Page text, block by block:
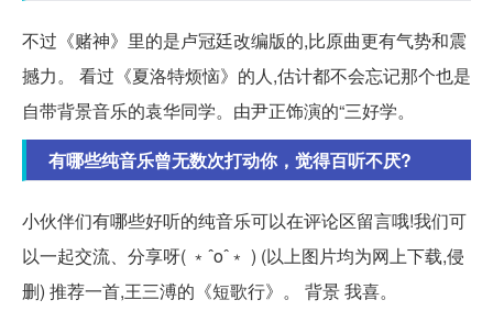
不过《赌神》里的是卢冠廷改编版的,比原曲更有气势和震
撼力。 看过《夏洛特烦恼》的人,估计都不会忘记那个也是
自带背景音乐的袁华同学。由尹正饰演的“三好学。
有哪些纯音乐曾无数次打动你，觉得百听不厌?
小伙伴们有哪些好听的纯音乐可以在评论区留言哦!我们可
以一起交流、分享呀( ﹡ˆoˆ﹡ ) (以上图片均为网上下载,侵
删) 推荐一首,王三溥的《短歌行》。 背景 我喜。